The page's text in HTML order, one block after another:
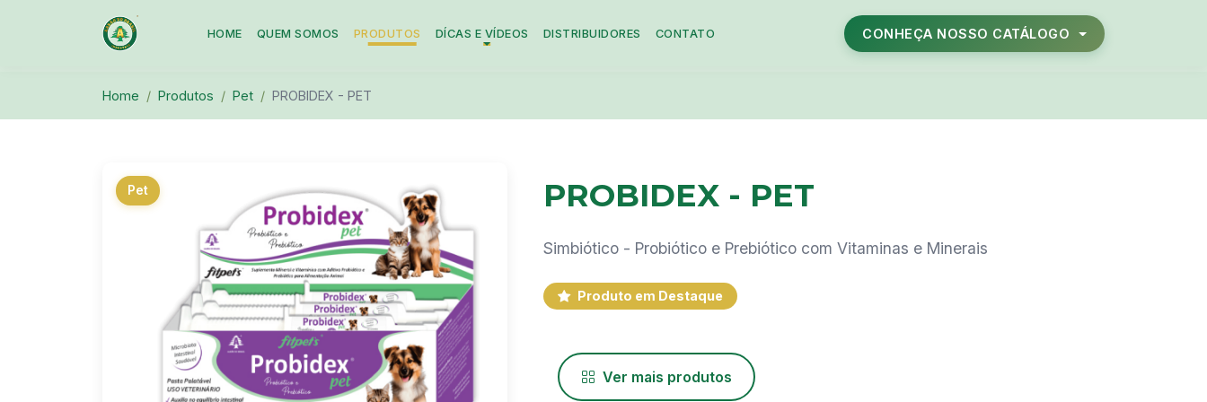
HOME QUEM SOMOS PRODUTOS DÍCAS E VÍDEOS DISTRIBUIDORES CONTATO CONHEÇA NOSSO CATÁLOGO
Home Produtos Pet PROBIDEX - PET
Pet PROBIDEX - PET
Simbiótico - Probiótico e Prebiótico com Vitaminas e Minerais
Produto em Destaque
Ver mais produtos